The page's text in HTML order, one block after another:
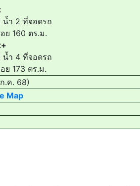
ำ 2 ที่จอดรถ
ย 160 ตร.ม.
ำ 4 ที่จอดรถ
ย 173 ตร.ม.
.ค. 68)
Map